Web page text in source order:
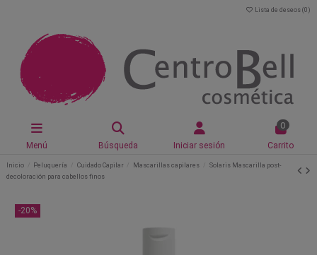
Lista de deseos (0 )
Menú Búsqueda Iniciar sesión
0
Carrito
Inicio Peluquería Cuidado Capilar Mascarillas capilares
Solaris Mascarilla post-
decoloración para cabellos finos
-20%